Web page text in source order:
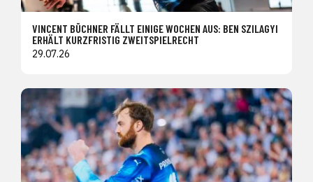
VINCENT BÜCHNER FÄLLT EINIGE WOCHEN AUS: BEN SZILAGYI
ERHÄLT KURZFRISTIG ZWEITSPIELRECHT
29.07.26